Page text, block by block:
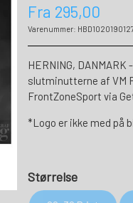
Fra 295,00
Varenummer:
HERNING,
slutminutterne af VM
FrontZoneSport via
*Logo er ikke med på
Størrelse